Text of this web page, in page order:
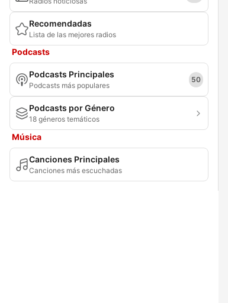
Recomendadas
Lista de las mejores radios
Podcasts
Podcasts Principales
Podcasts más populares
50
Podcasts por Género
18 géneros temáticos
Música
Canciones Principales
Canciones más escuchadas